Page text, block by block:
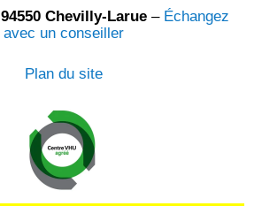
94550 Chevilly-Larue – Échangez
avec un conseiller
Plan du site